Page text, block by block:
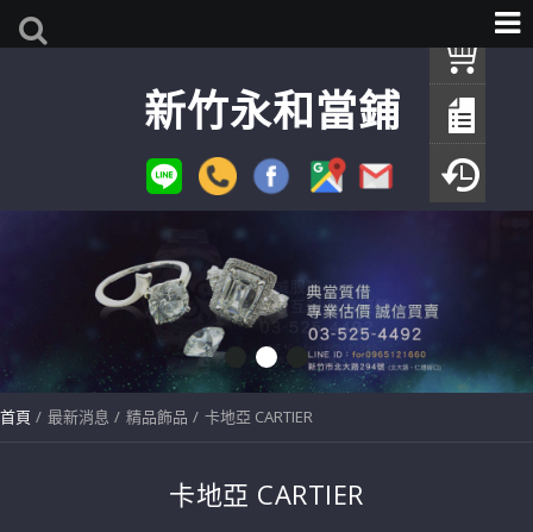
新竹永和當鋪
首頁 最新消息 精品飾品 卡地亞 CARTIER
卡地亞 CARTIER